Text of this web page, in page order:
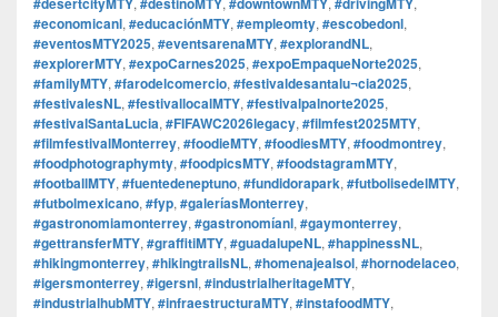
#economicanl, #educaciónMTY, #empleomty, #escobedonl,
#eventosMTY2025, #eventsarenaMTY, #explorandNL,
#explorerMTY, #expoCarnes2025, #expoEmpaqueNorte2025,
#familyMTY, #farodelcomercio, #festivaldesantalu¬cia2025,
#festivalesNL, #festivallocalMTY, #festivalpalnorte2025,
#festivalSantaLucia, #FIFAWC2026legacy, #filmfest2025MTY,
#filmfestivalMonterrey, #foodieMTY, #foodiesMTY, #foodmontrey,
#foodphotographymty, #foodpicsMTY, #foodstagramMTY,
#footballMTY, #fuentedeneptuno, #fundidorapark, #futbolisedelMTY,
#futbolmexicano, #fyp, #galeríasMonterrey,
#gastronomiamonterrey, #gastronomíanl, #gaymonterrey,
#gettransferMTY, #graffitiMTY, #guadalupeNL, #happinessNL,
#hikingmonterrey, #hikingtrailsNL, #homenajealsol, #hornodelaceo,
#igersmonterrey, #igersnl, #industrialheritageMTY,
#industrialhubMTY, #infraestructuraMTY, #instafoodMTY,